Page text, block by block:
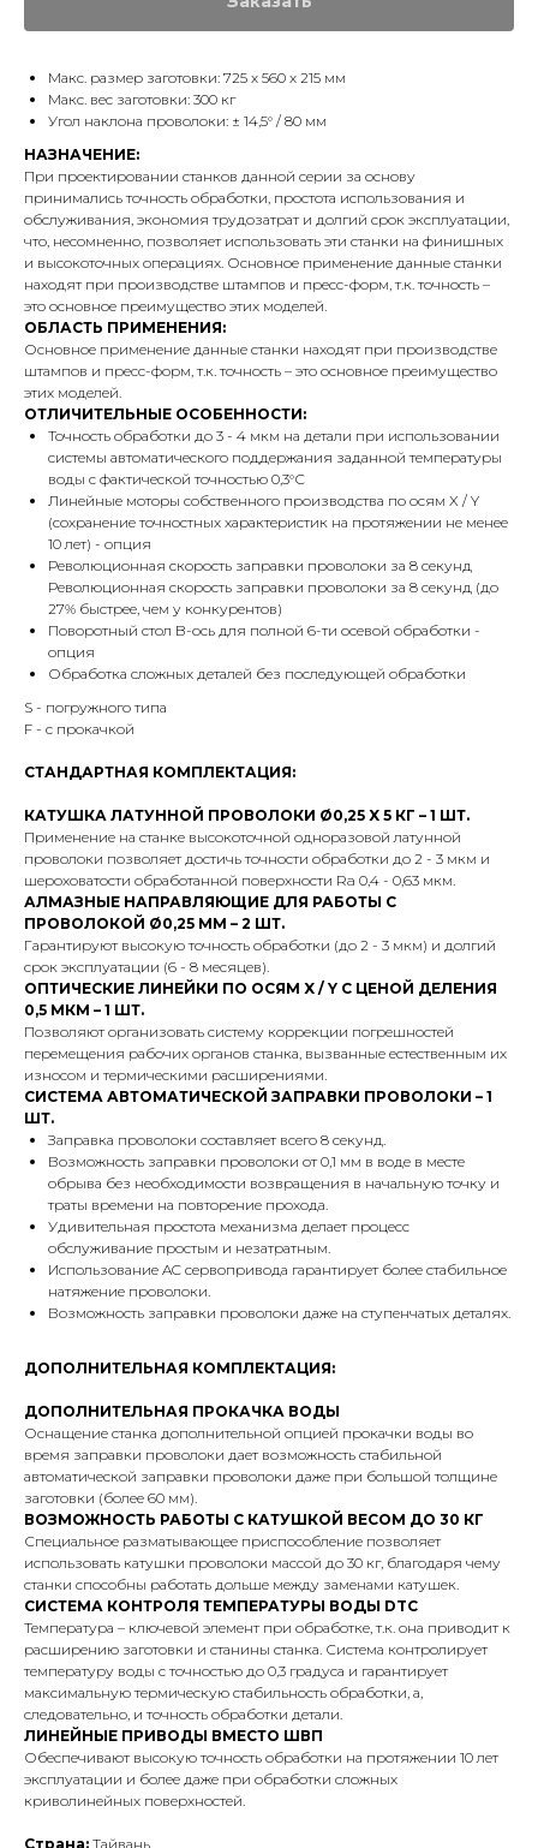
Макс. размер заготовки: 725 х 560 х 215 мм
Макс. вес заготовки: 300 кг
Угол наклона проволоки: ± 14,5° / 80 мм
НАЗНАЧЕНИЕ:
При проектировании станков данной серии за основу
принимались точность обработки, простота использования и
обслуживания, экономия трудозатрат и долгий срок эксплуатации,
что, несомненно, позволяет использовать эти станки на финишных
и высокоточных операциях. Основное применение данные станки
находят при производстве штампов и пресс-форм, т.к. точность –
это основное преимущество этих моделей.
ОБЛАСТЬ ПРИМЕНЕНИЯ:
Основное применение данные станки находят при производстве
штампов и пресс-форм, т.к. точность – это основное преимущество
этих моделей.
ОТЛИЧИТЕЛЬНЫЕ ОСОБЕННОСТИ:
Точность обработки до 3 - 4 мкм на детали при использовании
системы автоматического поддержания заданной температуры
воды с фактической точностью 0,3°С
Линейные моторы собственного производства по осям X / Y
(сохранение точностных характеристик на протяжении не менее
10 лет) - опция
Революционная скорость заправки проволоки за 8 секунд
Революционная скорость заправки проволоки за 8 секунд (до
27% быстрее, чем у конкурентов)
Поворотный стол B-ось для полной 6-ти осевой обработки -
опция
Обработка сложных деталей без последующей обработки
S - погружного типа
F - с прокачкой
СТАНДАРТНАЯ КОМПЛЕКТАЦИЯ:
КАТУШКА ЛАТУННОЙ ПРОВОЛОКИ Ø0,25 X 5 КГ – 1 ШТ.
Применение на станке высокоточной одноразовой латунной
проволоки позволяет достичь точности обработки до 2 - 3 мкм и
шероховатости обработанной поверхности Ra 0,4 - 0,63 мкм.
АЛМАЗНЫЕ НАПРАВЛЯЮЩИЕ ДЛЯ РАБОТЫ С
ПРОВОЛОКОЙ Ø0,25 ММ – 2 ШТ.
Гарантируют высокую точность обработки (до 2 - 3 мкм) и долгий
срок эксплуатации (6 - 8 месяцев).
ОПТИЧЕСКИЕ ЛИНЕЙКИ ПО ОСЯМ X / Y С ЦЕНОЙ ДЕЛЕНИЯ
0,5 МКМ – 1 ШТ.
Позволяют организовать систему коррекции погрешностей
перемещения рабочих органов станка, вызванные естественным их
износом и термическими расширениями.
СИСТЕМА АВТОМАТИЧЕСКОЙ ЗАПРАВКИ ПРОВОЛОКИ – 1
ШТ.
Заправка проволоки составляет всего 8 секунд.
Возможность заправки проволоки от 0,1 мм в воде в месте
обрыва без необходимости возвращения в начальную точку и
траты времени на повторение прохода.
Удивительная простота механизма делает процесс
обслуживание простым и незатратным.
Использование AC сервопривода гарантирует более стабильное
натяжение проволоки.
Возможность заправки проволоки даже на ступенчатых деталях.
ДОПОЛНИТЕЛЬНАЯ КОМПЛЕКТАЦИЯ:
ДОПОЛНИТЕЛЬНАЯ ПРОКАЧКА ВОДЫ
Оснащение станка дополнительной опцией прокачки воды во
время заправки проволоки дает возможность стабильной
автоматической заправки проволоки даже при большой толщине
заготовки (более 60 мм).
ВОЗМОЖНОСТЬ РАБОТЫ С КАТУШКОЙ ВЕСОМ ДО 30 КГ
Специальное разматывающее приспособление позволяет
использовать катушки проволоки массой до 30 кг, благодаря чему
станки способны работать дольше между заменами катушек.
СИСТЕМА КОНТРОЛЯ ТЕМПЕРАТУРЫ ВОДЫ DTC
Температура – ключевой элемент при обработке, т.к. она приводит к
расширению заготовки и станины станка. Система контролирует
температуру воды с точностью до 0,3 градуса и гарантирует
максимальную термическую стабильность обработки, а,
следовательно, и точность обработки детали.
ЛИНЕЙНЫЕ ПРИВОДЫ ВМЕСТО ШВП
Обеспечивают высокую точность обработки на протяжении 10 лет
эксплуатации и более даже при обработки сложных
криволинейных поверхностей.
Страна: Тайвань